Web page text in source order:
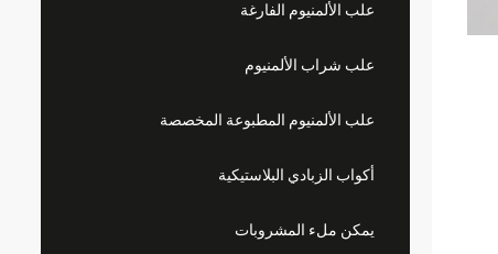
علب الألمنيوم الفارغة
علب شراب الألمنيوم
علب الألمنيوم المطبوعة المخصصة
أكواب الزبادي البلاستيكية
يمكن ملء المشروبات